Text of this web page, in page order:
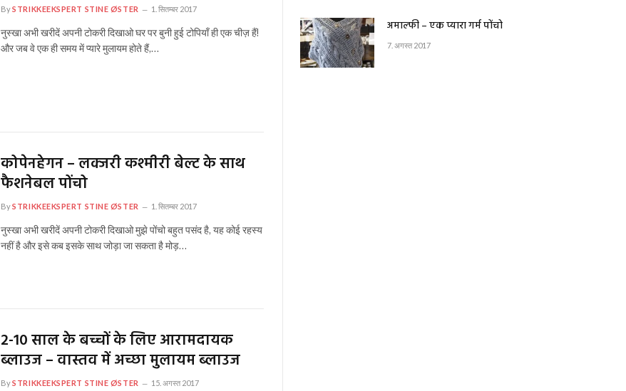
BySTRIKKEEKSPERT STINE ØSTER 1. सितम्बर 2017
नुस्खा अभी खरीदें अपनी टोकरी दिखाओ घर पर बुनी हुई टोपियाँ ही एक चीज़ हैं!
और जब वे एक ही समय में प्यारे मुलायम होते हैं,…
कोपेनहेगन – लक्जरी कश्मीरी बेल्ट के साथ
फैशनेबल पोंचो
BySTRIKKEEKSPERT STINE ØSTER 1. सितम्बर 2017
नुस्खा अभी खरीदें अपनी टोकरी दिखाओ मुझे पोंचो बहुत पसंद है, यह कोई रहस्य
नहीं है और इसे कब इसके साथ जोड़ा जा सकता है मोड़…
2-10 साल के बच्चों के लिए आरामदायक
ब्लाउज – वास्तव में अच्छा मुलायम ब्लाउज
BySTRIKKEEKSPERT STINE ØSTER 15. अगस्त 2017
अमाल्फी – एक प्यारा गर्म पोंचो
7. अगस्त 2017